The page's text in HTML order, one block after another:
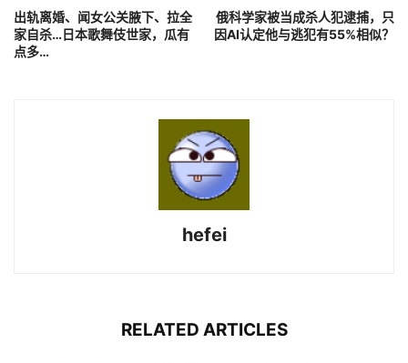
出轨离婚、闻女公关腋下、拉全
家自杀…日本歌舞伎世家，瓜有
点多…
俄科学家被当成杀人犯逮捕，只
因AI认定他与逃犯有55%相似？
hefei
RELATED ARTICLES